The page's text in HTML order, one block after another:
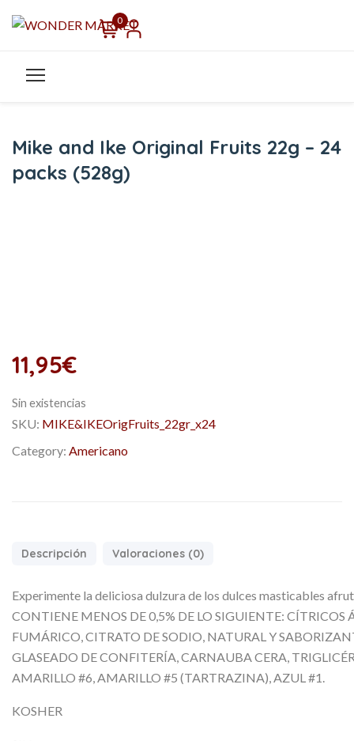
0
Mike and Ike Original Fruits 22g – 24
packs (528g)
11,95€
Sin existencias
SKU: MIKE&IKEOrigFruits_22gr_x24
Category: Americano
Descripción Valoraciones (0)
Experimente la deliciosa dulzura de los dulces masticables
CONTIENE MENOS DE 0,5% DE LO SIGUIENTE:
FUMÁRICO, CITRATO DE SODIO, NATURAL Y
GLASEADO DE CONFITERÍA, CARNAUBA CERA,
AMARILLO #6, AMARILLO #5 (TARTRAZINA), AZUL #1.
KOSHER